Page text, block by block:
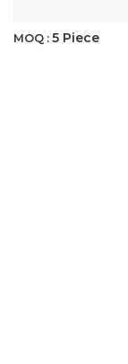
MOQ : 5 Piece